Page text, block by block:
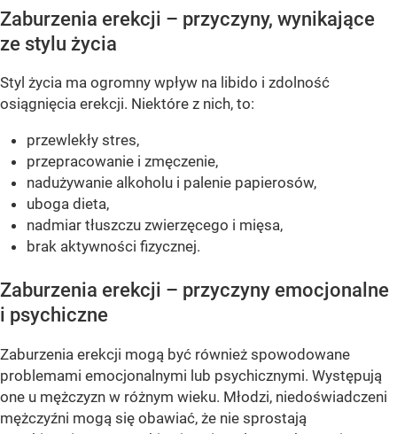
Zaburzenia erekcji – przyczyny, wynikające
ze stylu życia
Styl życia ma ogromny wpływ na libido i zdolność
osiągnięcia erekcji. Niektóre z nich, to:
przewlekły stres,
przepracowanie i zmęczenie,
nadużywanie alkoholu i palenie papierosów,
uboga dieta,
nadmiar tłuszczu zwierzęcego i mięsa,
brak aktywności fizycznej.
Zaburzenia erekcji – przyczyny emocjonalne
i psychiczne
Zaburzenia erekcji mogą być również spowodowane
problemami emocjonalnymi lub psychicznymi. Występują
one u mężczyzn w różnym wieku. Młodzi, niedoświadczeni
mężczyźni mogą się obawiać, że nie sprostają